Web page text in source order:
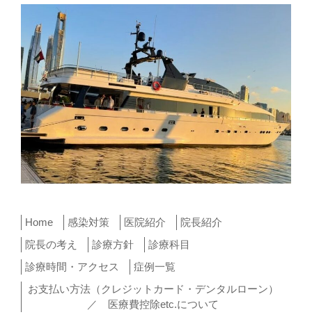
Home 感染対策 医院紹介
院長紹介
院長の考え
診療方針
診療科目
診療時間・アクセス
症例一覧
お支払い方法（クレジットカード・デンタルローン）
／ 医療費控除etc.について